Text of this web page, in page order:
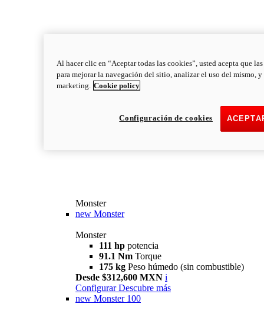
Monster
new Monster
Monster
111 hp potencia
91.1 Nm Torque
175 kg Peso húmedo (sin combustible)
Desde $312,600 MXN i
Configurar Descubre más
new Monster 100
Al hacer clic en “Aceptar todas las cookies”, usted acepta que
para mejorar la navegación del sitio, analizar el uso del mismo,
marketing. Cookie policy
Configuración de cookies